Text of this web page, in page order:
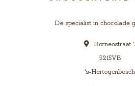
De specialist in chocolade
Borneostraat
5215VB
's-Hertogenbosch